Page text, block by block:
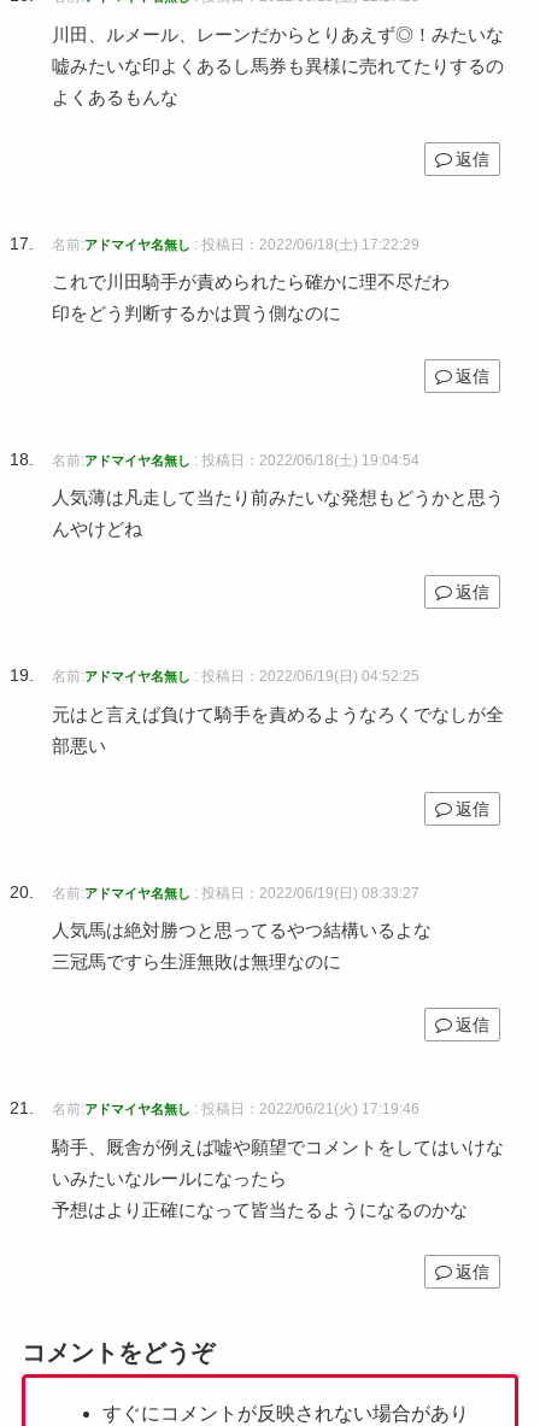
川田、ルメール、レーンだからとりあえず◎！みたいな
嘘みたいな印よくあるし馬券も異様に売れてたりするの
よくあるもんな
返信
名前:アドマイヤ名無し : 投稿日：2022/06/18(土) 17:22:29
これで川田騎手が責められたら確かに理不尽だわ
印をどう判断するかは買う側なのに
返信
名前:アドマイヤ名無し : 投稿日：2022/06/18(土) 19:04:54
人気薄は凡走して当たり前みたいな発想もどうかと思う
んやけどね
返信
名前:アドマイヤ名無し : 投稿日：2022/06/19(日) 04:52:25
元はと言えば負けて騎手を責めるようなろくでなしが全
部悪い
返信
名前:アドマイヤ名無し : 投稿日：2022/06/19(日) 08:33:27
人気馬は絶対勝つと思ってるやつ結構いるよな
三冠馬ですら生涯無敗は無理なのに
返信
名前:アドマイヤ名無し : 投稿日：2022/06/21(火) 17:19:46
騎手、厩舎が例えば嘘や願望でコメントをしてはいけな
いみたいなルールになったら
予想はより正確になって皆当たるようになるのかな
返信
コメントをどうぞ
すぐにコメントが反映されない場合があり